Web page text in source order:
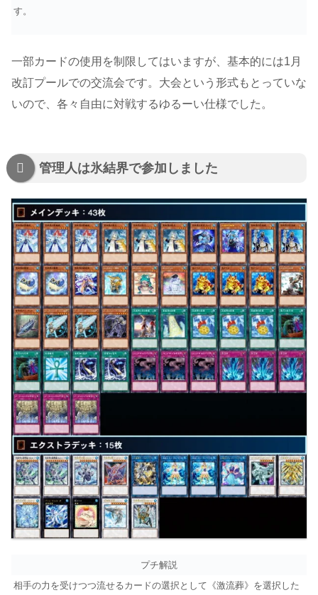
す。
一部カードの使用を制限してはいますが、基本的には1月
改訂プールでの交流会です。大会という形式もとっていな
いので、各々自由に対戦するゆるーい仕様でした。
管理人は氷結界で参加しました
プチ解説
相手の力を受けつつ流せるカードの選択として《激流葬》を選択した